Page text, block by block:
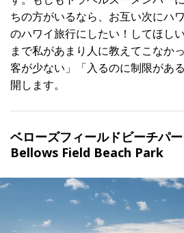
ちの方がいるなら、お互い次にハ
のハワイ旅行にしたい！してほし
まで私があまり人に教えてこなか
客が少ない」「入るのに制限があ
開します。
ベローズフィールドビーチパ
Bellows Field Beach Park